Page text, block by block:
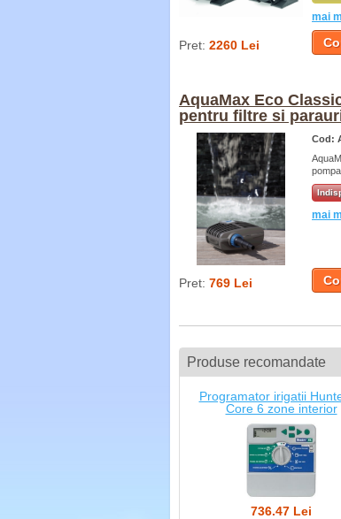
mai
Pret: 2260 Lei
AquaMax Eco
pentru filtre si
Cod:
mai
Pret: 769 Lei
Produse recomandate
Programator irigatii
Core 6 zone interior
736.47 Lei